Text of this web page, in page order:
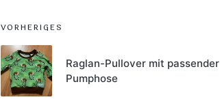
Post
navigation
VORHERIGES
Raglan-Pullover mit passender
Pumphose